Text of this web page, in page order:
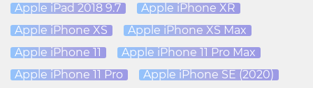
Apple iPad 2018 9.7
Apple iPhone XR
Apple iPhone XS
Apple iPhone XS Max
Apple iPhone 11
Apple iPhone 11 Pro Max
Apple iPhone 11 Pro
Apple iPhone SE (2020)